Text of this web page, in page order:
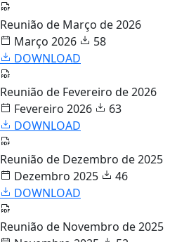
Reunião de Março de 2026
Março 2026
58
DOWNLOAD
Reunião de Fevereiro de 2026
Fevereiro 2026
63
DOWNLOAD
Reunião de Dezembro de 2025
Dezembro 2025
46
DOWNLOAD
Reunião de Novembro de 2025